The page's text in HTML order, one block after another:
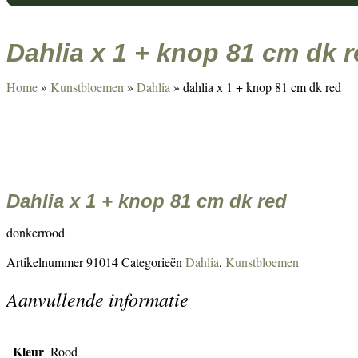
dahlia x 1 + knop 81 cm dk
Home» Kunstbloemen » Dahlia » dahlia x 1 + knop 81 cm dk red
dahlia x 1 + knop 81 cm dk red
donkerrood
Artikelnummer91014Categorieën Dahlia, Kunstbloemen
Aanvullende informatie
Kleur Rood